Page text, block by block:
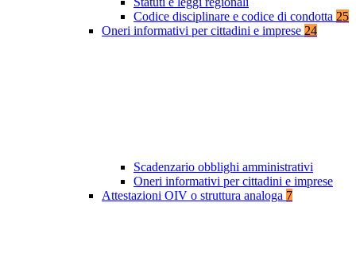
Codice disciplinare e codice di condotta 25
Oneri informativi per cittadini e imprese 24
Scadenzario obblighi amministrativi
Oneri informativi per cittadini e imprese
Attestazioni OIV o struttura analoga 7